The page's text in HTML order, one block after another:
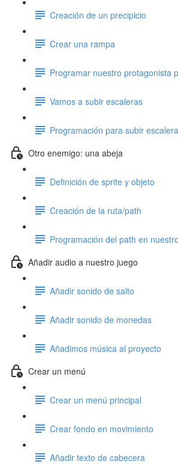
Creación de un precipicio
Crear una rampa
Programar nuestro protagonista
Vamos a subir escaleras
Programación para subir
Otro enemigo: una abeja
Definición de sprite y objeto
Creación de la ruta/path
Programación del path en
Añadir audio a nuestro juego
Añadir sonido de salto
Añadir sonido de monedas
Añadimos música al proyecto
Crear un menú
Crear un menú principal
Crear fondo en movimiento
Añadir texto de cabecera